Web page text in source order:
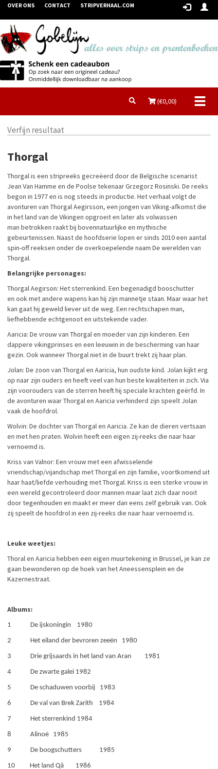
OVER ONS CONTACT STRIPVERHAAL.COM
(€0,00)
Verfijn resultaat
Thorgal
Thorgal is een stripreeks gecreëerd door de Belgische scenarist
Jean Van Hamme en de Poolse tekenaar Grzegorz Rosinski. De reeks
begon in 1977 en is nog steeds in productie. Het verhaal volgt de
avonturen van Thorgal Aegirsson, een jongen van Viking-afkomst die
in het land van de Vikingen opgroeit en later als volwassen
man betrokken raakt bij bovennatuurlijke en mythische
gebeurtenissen. Naast de hoofdserie lopen er sinds 2010 een aantal
spin-off reeksen onder de overkoepelende naam De werelden van
Thorgal.
Belangrijke personages:
Thorgal Aegirson: Het sterrenkind. Een begenadigd booschutter
en ook met andere wapens kan hij zijn mannetje staan. Maar waar het
kan gaat hij geweld liever uit de weg. Een rechtschapen man,
liefhebbende echtgenoot en uitstekende vader.
Aaricia: De vrouw van Thorgal en moeder van zijn kinderen. Een
dappere vikingprinses en een leeuwin in de bescherming van haar
gezin. Ook wanneer Thorgal niet in de buurt trekt zij haar plan.
Jolan: De zoon van Thorgal en Aaricia, hun oudste kind. Jolan kijkt erg
op naar zijn ouders en heeft veel van hun beste kwaliteiten in zich. Via
zijn voorouders van de sterren heeft hij speciale krachten geërfd. In
de avonturen waar Thorgal en Aaricia verhinderd zijn speelt Jolan
vaak de hoofdrol.
Wolvin: De dochter van Thorgal en Aaricia. Ze kan de dieren vertsaan
en met hen praten. Wolvin heeft een eigen zij-reeks die naar haar
vernoemd is.
Kriss van Valnor: Een vrouw met een afwisselende
vriendschap/vijandschap met Thorgal en zijn familie, voortkomend uit
haar haat/liefde verhouding met Thorgal. Kriss is een sterke vrouw in
een wereld gecontroleerd door mannen maar laat zich daar nooit
door tegenhouden en maakt er meer dan eens zelf gebruik van. Ook
zij speelt de hoofdrol in een zij-reeks die naar haar vernoemd is.
Leuke weetjes:
Thoral en Aaricia hebben een eigen muurtekening in Brussel, je kan ze
gaan bewonderen op de hoek van het Aneessensplein en de
Kazernestraat.
Albums:
1 De ijskoningin 1980
2 Het eiland der bevroren zeeën 1980
3 Drie grijsaards in het land van Aran 1981
4 De zwarte galei 1982
5 De schaduwen voorbij 1983
6 De val van Brek Zarith 1984
7 Het sterrenkind 1984
8 Alinoë 1985
9 De boogschutters 1985
10 Het land Qâ 1986